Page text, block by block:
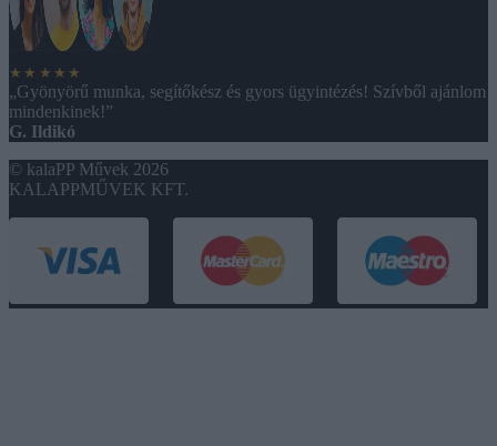
★★★★★
„Gyönyörű munka, segítőkész és gyors ügyintézés! Szívből ajánlom
mindenkinek!”
G. Ildikó
© kalaPP Művek 2026
KALAPPMŰVEK KFT.